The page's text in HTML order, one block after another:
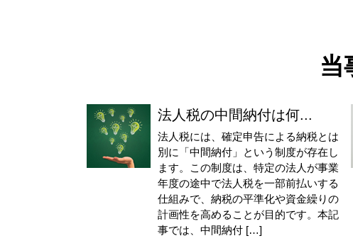
当
法人税の中間納付は何...
法人税には、確定申告による納税とは
別に「中間納付」という制度が存在し
ます。この制度は、特定の法人が事業
年度の途中で法人税を一部前払いする
仕組みで、納税の平準化や資金繰りの
計画性を高めることが目的です。本記
事では、中間納付 […]